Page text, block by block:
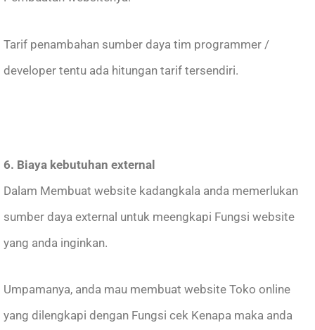
Tarif penambahan sumber daya tim programmer /
developer tentu ada hitungan tarif tersendiri.
6. Biaya kebutuhan external
Dalam Membuat website kadangkala anda memerlukan
sumber daya external untuk meengkapi Fungsi website
yang anda inginkan.
Umpamanya, anda mau membuat website Toko online
yang dilengkapi dengan Fungsi cek Kenapa maka anda